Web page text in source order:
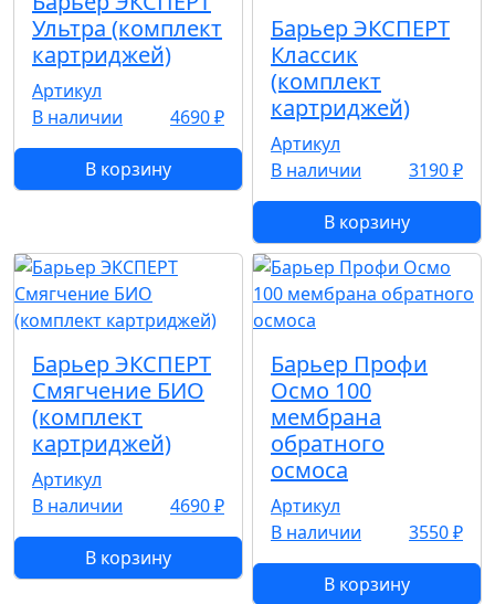
Ультра (комплект
картриджей)
Артикул
В наличии
4690 ₽
В корзину
Барьер ЭКСПЕРТ
Классик
(комплект
картриджей)
Артикул
В наличии
3190 ₽
В корзину
Барьер ЭКСПЕРТ
Смягчение БИО
(комплект
картриджей)
Артикул
В наличии
4690 ₽
В корзину
Барьер Профи
Осмо 100
мембрана
обратного
осмоса
Артикул
В наличии
3550 ₽
В корзину